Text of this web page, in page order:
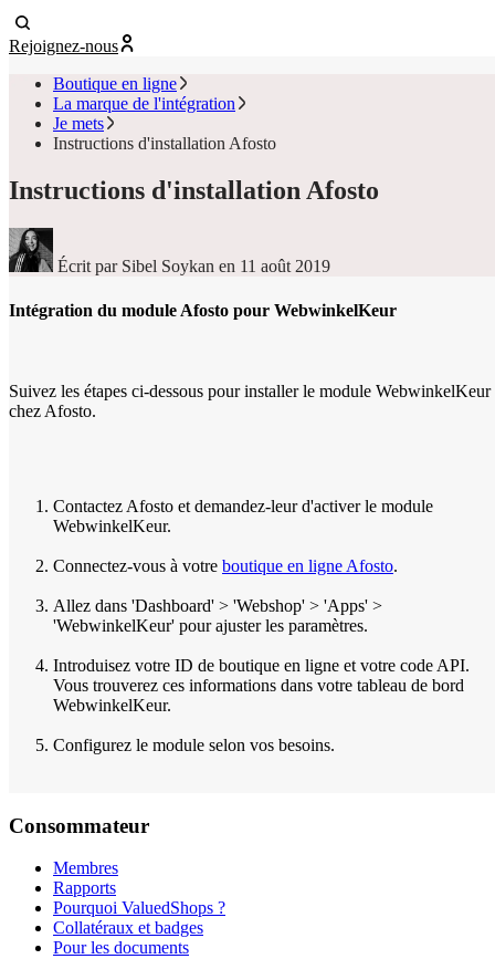
Rejoignez-nous
Boutique en ligne
La marque de l'intégration
Je mets
Instructions d'installation Afosto
Instructions d'installation Afosto
Écrit par Sibel Soykan en 11 août 2019
Intégration du module Afosto pour WebwinkelKeur
Suivez les étapes ci-dessous pour installer le module WebwinkelKeur
chez Afosto.
Contactez Afosto et demandez-leur d'activer le module
WebwinkelKeur.
Connectez-vous à votre boutique en ligne Afosto.
Allez dans 'Dashboard' > 'Webshop' > 'Apps' >
'WebwinkelKeur' pour ajuster les paramètres.
Introduisez votre ID de boutique en ligne et votre code API.
Vous trouverez ces informations dans votre tableau de bord
WebwinkelKeur.
Configurez le module selon vos besoins.
Consommateur
Membres
Rapports
Pourquoi ValuedShops ?
Collatéraux et badges
Pour les documents